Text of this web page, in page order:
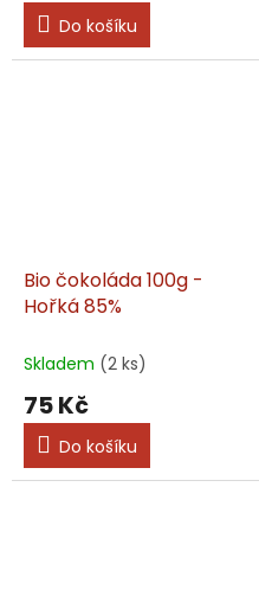
Do košíku
Bio čokoláda 100g -
Hořká 85%
Skladem (2 ks)
75 Kč
Do košíku